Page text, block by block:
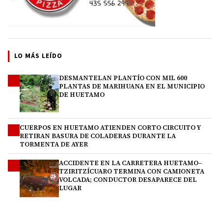
LO MÁS LEÍDO
DESMANTELAN PLANTÍO CON MIL 600
PLANTAS DE MARIHUANA EN EL MUNICIPIO
DE HUETAMO
CUERPOS EN HUETAMO ATIENDEN CORTO CIRCUITO Y
RETIRAN BASURA DE COLADERAS DURANTE LA
TORMENTA DE AYER
ACCIDENTE EN LA CARRETERA HUETAMO–
TZIRITZÍCUARO TERMINA CON CAMIONETA
VOLCADA; CONDUCTOR DESAPARECE DEL
LUGAR